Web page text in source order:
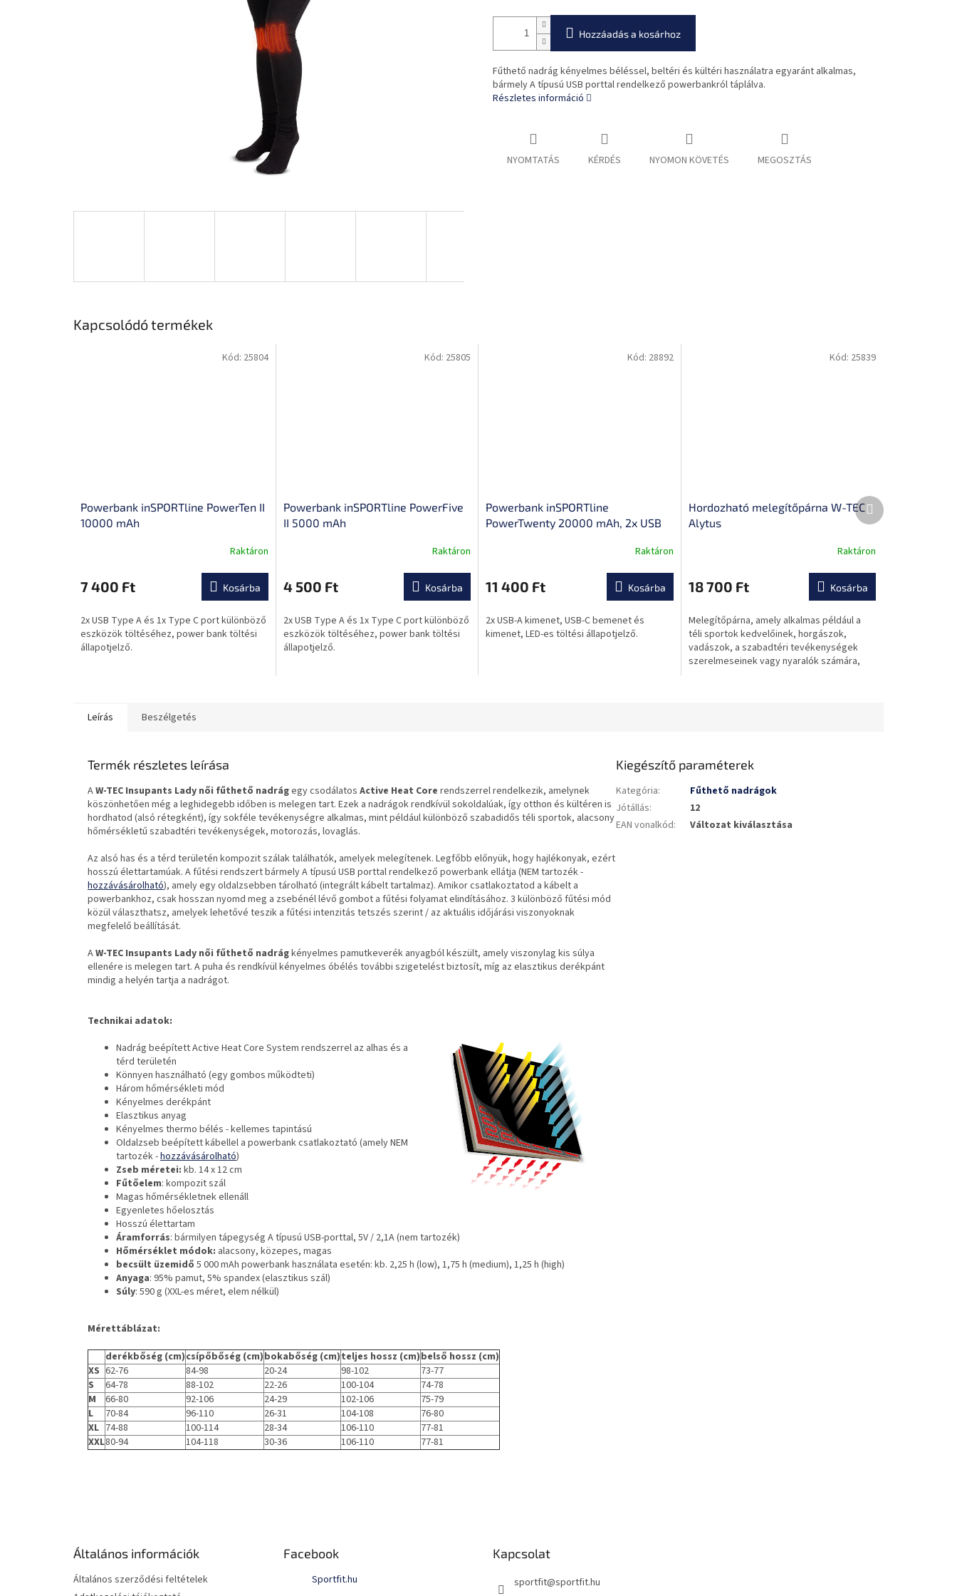
Hozzáadás a kosárhoz
Fűthető nadrág kényelmes béléssel, beltéri és kültéri használatra egyaránt alkalmas,
bármely A típusú USB porttal rendelkező powerbankról táplálva.
Részletes információ
NYOMTATÁS KÉRDÉS NYOMON KÖVETÉS MEGOSZTÁS
Kapcsolódó termékek
Powerbank inSPORTline PowerTen II
10000 mAh
átlagos
értékelése
ből
0,0
csillag.
Raktáron
7 400 Ft Kosárba
2x USB Type A és 1x Type C port különböző
eszközök töltéséhez, power bank töltési
állapotjelző.
Kód: 25804
Powerbank inSPORTline PowerFive
II 5000 mAh
átlagos
értékelése
ből
0,0
csillag.
Raktáron
4 500 Ft Kosárba
2x USB Type A és 1x Type C port különböző
eszközök töltéséhez, power bank töltési
állapotjelző.
Kód: 25805
Powerbank inSPORTline
PowerTwenty 20000 mAh, 2x USB
átlagos
értékelése
ből
0,0
Raktáron
11 400 Ft Kosárba
2x USB-A kimenet, USB-C bemenet és
kimenet, LED-es töltési állapotjelző.
Kód: 28892
Hordozható melegítőpárna W-TEC
Alytus
Raktáron
18 700 Ft Kosárba
Melegítőpárna, amely alkalmas például a
téli sportok kedvelőinek, horgászok,
vadászok, a szabadtéri tevékenységek
szerelmeseinek vagy nyaralók számára,
Kód: 25839
Következő
termék
Leírás Beszélgetés
Termék részletes leírása
AW-TEC Insupants Lady női fűthető nadrágegy csodálatos Active Heat Core rendszerrel rendelkezik, amelynek
köszönhetően még a leghidegebb időben is melegen tart. Ezek a nadrágok rendkívül sokoldalúak, így otthon és kültéren is
hordhatod (alsó rétegként), így sokféle tevékenységre alkalmas, mint például különböző szabadidős téli sportok, alacsony
hőmérsékletű szabadtéri tevékenységek, motorozás, lovaglás.
Az alsó has és a térd területén kompozit szálak találhatók, amelyek melegítenek. Legfőbb előnyük, hogy hajlékonyak, ezért
hosszú élettartamúak. A fűtési rendszert bármely A típusú USB porttal rendelkező powerbank ellátja (NEM tartozék -
hozzávásárolható), amely egy oldalzsebben tárolható (integrált kábelt tartalmaz). Amikor csatlakoztatod a kábelt a
powerbankhoz, csak hosszan nyomd meg a zsebénél lévő gombot a fűtési folyamat elindításához. 3 különböző fűtési mód
közül választhatsz, amelyek lehetővé teszik a fűtési intenzitás tetszés szerint / az aktuális időjárási viszonyoknak
megfelelő beállítását.
AW-TEC Insupants Lady női fűthető nadrágkényelmes pamutkeverék anyagból készült, amely viszonylag kis súlya
ellenére is melegen tart. A puha és rendkívül kényelmes óbélés további szigetelést biztosít, míg az elasztikus derékpánt
mindig a helyén tartja a nadrágot.
Technikai adatok:
Nadrág beépített Active Heat Core System rendszerrel az alhas és a
térd területén
Könnyen használható (egy gombos működteti)
Három hőmérsékleti mód
Kényelmes derékpánt
Elasztikus anyag
Kényelmes thermo bélés - kellemes tapintású
Oldalzseb beépített kábellel a powerbank csatlakoztató (amely NEM
tartozék -hozzávásárolható)
Zseb méretei: kb. 14 x 12 cm
Fűtőelem: kompozit szál
Magas hőmérsékletnek ellenáll
Egyenletes hőelosztás
Hosszú élettartam
Áramforrás: bármilyen tápegység A típusú USB-porttal, 5V / 2,1A (nem tartozék)
Hőmérséklet módok: alacsony, közepes, magas
becsült üzemidő 5 000 mAh powerbank használata esetén: kb. 2,25 h (low), 1,75 h (medium), 1,25 h (high)
Anyaga: 95% pamut, 5% spandex (elasztikus szál)
Súly: 590 g (XXL-es méret, elem nélkül)
Mérettáblázat:
derékbőség (cm)csípőbőség (cm)bokabőség (cm)teljes hossz (cm)belső hossz (cm)
XS 62-76 84-98 20-24 98-102
73-77
S
64-78 88-102 22-26 100-104
74-78
M
66-80 92-106 24-29 102-106
75-79
L
70-84 96-110 26-31 104-108
76-80
XL 74-88 100-114 28-34 106-110
77-81
XXL80-94 104-118 30-36 106-110 77-81
Kiegészítő paraméterek
Kategória:
Fűthető nadrágok
Jótállás:
12
EAN vonalkód: Változat kiválasztása
Általános információk
Általános szerződési feltételek
Facebook
Sportfit.hu
Kapcsolat
sportfit@sportfit.hu